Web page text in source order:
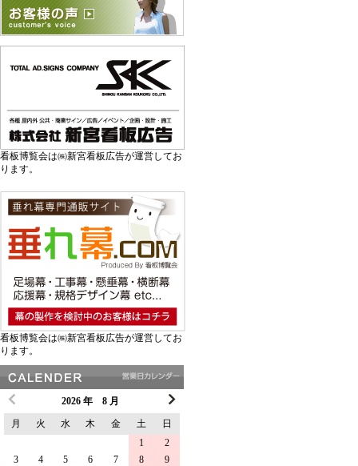
看板博覧会は㈱新宮看板広告が運営してお
ります。
看板博覧会は㈱新宮看板広告が運営してお
ります。
2026 年 8 月
月
火 水 木 金 土
日
1
2
3
4 5 6 7 8
9